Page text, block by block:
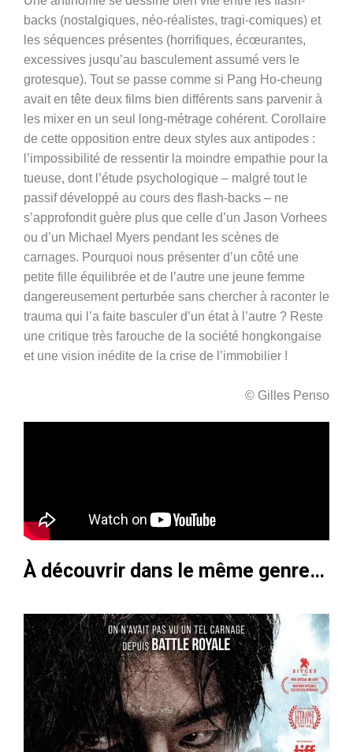
backs (nostalgiques, néo-réalistes, tragi-comiques) et
les séquences présentes (horrifiques, écœurantes,
excessives jusqu’au basculement assumé vers le
grotesque). Tout se passe comme si Pang Ho-cheung
avait en tête deux films bien différents sans parvenir à
les mixer en un seul long-métrage cohérent. Corollaire
de cette opposition entre deux styles aux antipodes :
l’impossibilité de ressentir la moindre empathie pour la
tueuse, dont l’étude psychologique – malgré tout le
passif développé au cours des flash-backs – ne
s’approfondit guère plus que celle d’un Jason Vorhees
ou d’un Michael Myers pendant les scènes de
carnages. Pourquoi nous présenter d’un côté une
petite fille équilibrée et de l’autre une jeune femme
dangereusement perturbée sans chercher à raconter le
trauma qui l’a faite basculer d’un état à l’autre ? Reste
une critique très farouche de la société hongkongaise
et une vision inédite de la crise de l’immobilier !
© Gilles Penso
À découvrir dans le même genre…